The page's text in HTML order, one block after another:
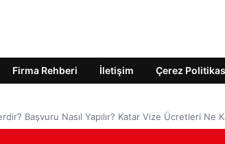
Firma Rehberi İletişim Çerez
Başvuru Nasıl Yapılır? Katar Vize Ücretleri Ne